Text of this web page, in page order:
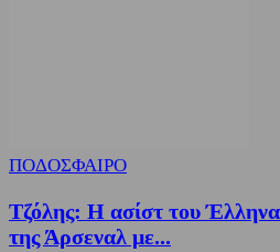
ΠΟΔΟΣΦΑΙΡΟ
Τζόλης: Η ασίστ του Έλληνα
της Άρσεναλ με...